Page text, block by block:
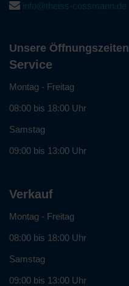
info@theiss-cossmann.de
Unsere Öffnungszeiten
Service
Montag - Freitag
08:00 bis 18:00 Uhr
Samstag
09:00 bis 13:00 Uhr
Verkauf
Montag - Freitag
08:00 bis 18:00 Uhr
Samstag
09:00 bis 13:00 Uhr